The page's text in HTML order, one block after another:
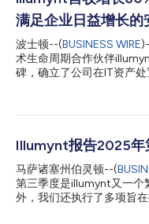
规模退役AI基础设施认证
度契合。 illumynt首席执行
业生涯都深耕于运营管理
决的核心课题——如何让
转，同时最大限度保留其
局，并不断深化与OEM厂
满足企业日益增长的
波士顿--(BUSINESS WIRE
术生命周期合作伙伴
碑，确立了公司在IT资产
下，illumynt继续履行其使
性和回收价值。 2025年，
动的工作负载显著缩短了
88 Rev. 2的更新、R2v3的
了人们对可审计性、透明
端运营职能发展成为企业
Illumynt报告2025年
马萨诸塞州伯灵顿--(
第三季度是illumynt又一个
外，我们还执行了多项旨